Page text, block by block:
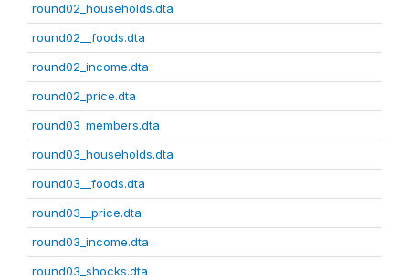
round02_households.dta
round02__foods.dta
round02_income.dta
round02_price.dta
round03_members.dta
round03_households.dta
round03__foods.dta
round03__price.dta
round03_income.dta
round03_shocks.dta